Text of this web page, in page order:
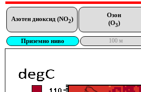
Азотен диоксид (NO2)
Озон
(O3)
Приземно ниво 100 м